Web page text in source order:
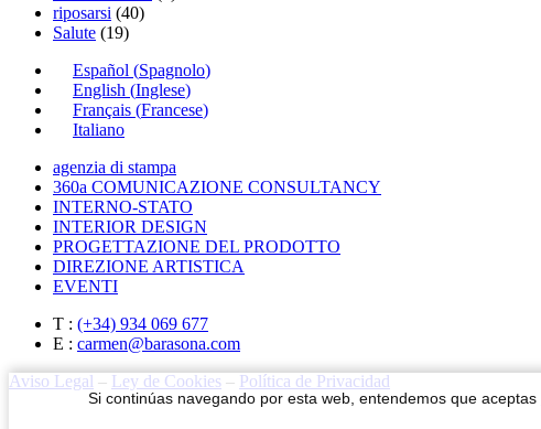
riposarsi (40)
Salute (19)
Español (Spagnolo)
English (Inglese)
Français (Francese)
Italiano
agenzia di stampa
360a COMUNICAZIONE CONSULTANCY
INTERNO-STATO
INTERIOR DESIGN
PROGETTAZIONE DEL PRODOTTO
DIREZIONE ARTISTICA
EVENTI
T : (+34) 934 069 677
E : carmen@barasona.com
Aviso Legal – Ley de Cookies – Política de Privacidad
Si continúas navegando por esta web, entendemos que aceptas